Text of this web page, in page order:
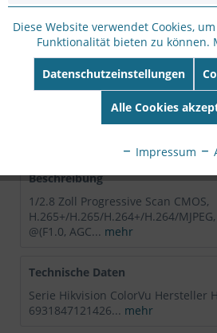
Merken Bewerten
BK26C248E
HIKVISION
Hersteller Artikel-
DS-
Beschreibung
1/2.8 Zoll Progressive Scan CMOS,
H.265+/H.265/H.264+/H.264/
@(F1.0, AGC... mehr
Technische Daten
Serie Hikvision ColorVu Hersteller
6931847121426... mehr
Diese Website verwendet Cookies,
Funktionalität bieten zu können.
Datenschutzeinstellungen
Alle Cookies
Impressum